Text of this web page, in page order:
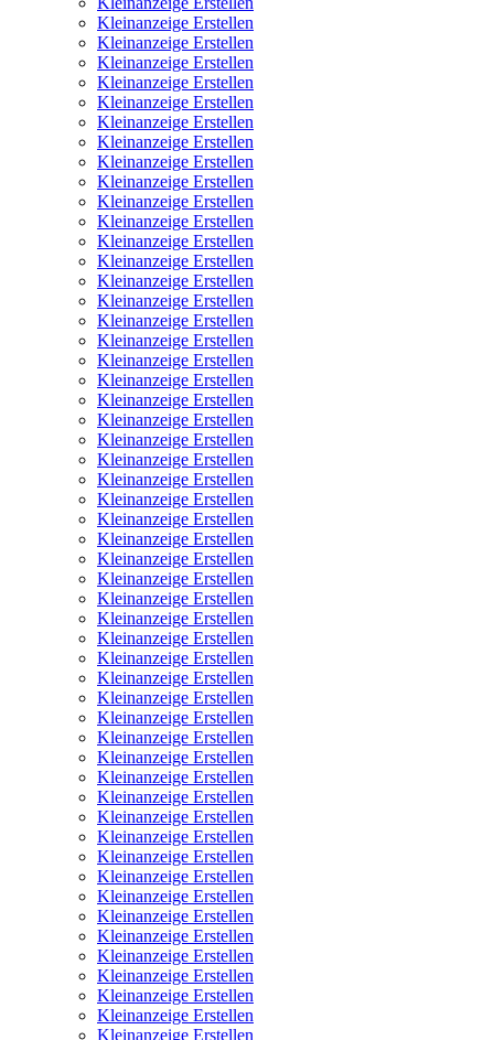
Kleinanzeige Erstellen
Kleinanzeige Erstellen
Kleinanzeige Erstellen
Kleinanzeige Erstellen
Kleinanzeige Erstellen
Kleinanzeige Erstellen
Kleinanzeige Erstellen
Kleinanzeige Erstellen
Kleinanzeige Erstellen
Kleinanzeige Erstellen
Kleinanzeige Erstellen
Kleinanzeige Erstellen
Kleinanzeige Erstellen
Kleinanzeige Erstellen
Kleinanzeige Erstellen
Kleinanzeige Erstellen
Kleinanzeige Erstellen
Kleinanzeige Erstellen
Kleinanzeige Erstellen
Kleinanzeige Erstellen
Kleinanzeige Erstellen
Kleinanzeige Erstellen
Kleinanzeige Erstellen
Kleinanzeige Erstellen
Kleinanzeige Erstellen
Kleinanzeige Erstellen
Kleinanzeige Erstellen
Kleinanzeige Erstellen
Kleinanzeige Erstellen
Kleinanzeige Erstellen
Kleinanzeige Erstellen
Kleinanzeige Erstellen
Kleinanzeige Erstellen
Kleinanzeige Erstellen
Kleinanzeige Erstellen
Kleinanzeige Erstellen
Kleinanzeige Erstellen
Kleinanzeige Erstellen
Kleinanzeige Erstellen
Kleinanzeige Erstellen
Kleinanzeige Erstellen
Kleinanzeige Erstellen
Kleinanzeige Erstellen
Kleinanzeige Erstellen
Kleinanzeige Erstellen
Kleinanzeige Erstellen
Kleinanzeige Erstellen
Kleinanzeige Erstellen
Kleinanzeige Erstellen
Kleinanzeige Erstellen
Kleinanzeige Erstellen
Kleinanzeige Erstellen